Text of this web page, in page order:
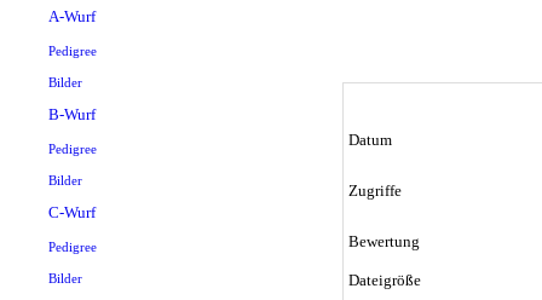
A-Wurf
Pedigree
Bilder
B-Wurf
Pedigree
Bilder
C-Wurf
Pedigree
Bilder
Datum
Zugriffe
Bewertung
Dateigröße